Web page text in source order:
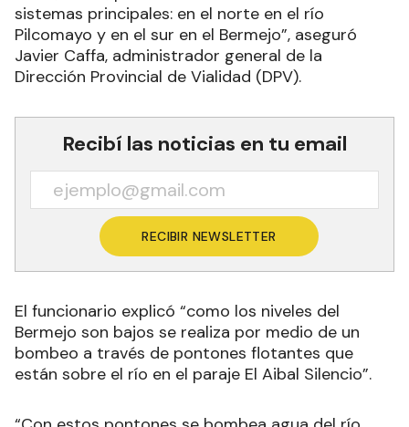
sistemas principales: en el norte en el río
Pilcomayo y en el sur en el Bermejo”, aseguró
Javier Caffa, administrador general de la
Dirección Provincial de Vialidad (DPV).
Recibí las noticias en tu email
RECIBIR NEWSLETTER
El funcionario explicó “como los niveles del
Bermejo son bajos se realiza por medio de un
bombeo a través de pontones flotantes que
están sobre el río en el paraje El Aibal Silencio”.